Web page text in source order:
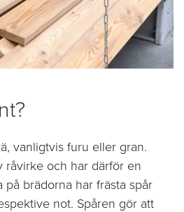
vanligtvis furu eller gran.
råvirke och har därför en
på brädorna har frästa spår
not. Spåren gör att